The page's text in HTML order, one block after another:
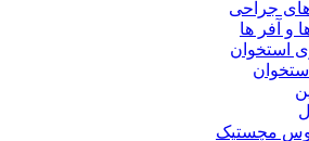
جراحی
و آفر ها
استخوان
مچستیک